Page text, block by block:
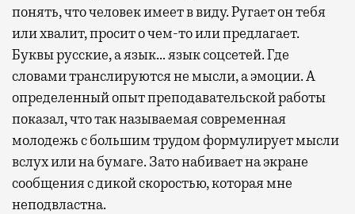
понять, что человек имеет в виду. Ругает он тебя
или хвалит, просит о чем-то или предлагает.
Буквы русские, а язык… язык соцсетей. Где
словами транслируются не мысли, а эмоции. А
определенный опыт преподавательской работы
показал, что так называемая современная
молодежь с большим трудом формулирует мысли
вслух или на бумаге. Зато набивает на экране
сообщения с дикой скоростью, которая мне
неподвластна.